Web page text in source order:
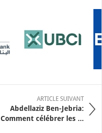
ARTICLE SUIVANT
Abdellaziz Ben-Jebria:
Comment célébrer les ...